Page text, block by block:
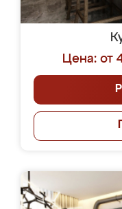
Цена: от